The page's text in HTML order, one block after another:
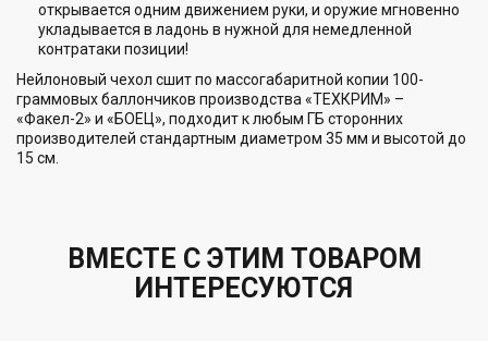
открывается одним движением руки, и оружие мгновенно
укладывается в ладонь в нужной для немедленной
контратаки позиции!
Нейлоновый чехол сшит по массогабаритной копии 100-
граммовых баллончиков производства «ТЕХКРИМ» –
«Факел-2» и «БОЕЦ», подходит к любым ГБ сторонних
производителей стандартным диаметром 35 мм и высотой до
15 см.
ВМЕСТЕ С ЭТИМ ТОВАРОМ
ИНТЕРЕСУЮТСЯ